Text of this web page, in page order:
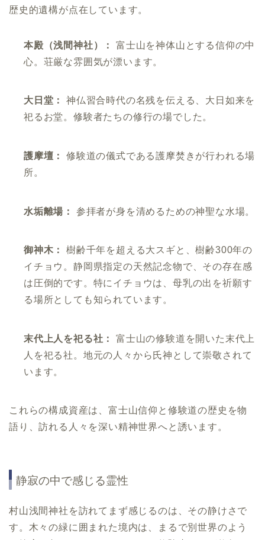
歴史的遺構が点在しています。
本殿（浅間神社）：
富士山を神体山とする信仰の中
心。荘厳な雰囲気が漂います。
大日堂：
神仏習合時代の名残を伝える、大日如来を
祀るお堂。修験者たちの修行の場でした。
護摩壇：
修験道の儀式である護摩焚きが行われる場
所。
水垢離場： 参拝者が身を清めるための神聖な水場。
御神木：
樹齢千年を超える大スギと、樹齢300年の
イチョウ。静岡県指定の天然記念物で、その存在感
は圧倒的です。特にイチョウは、母乳の出を祈願す
る場所としても知られています。
末代上人を祀る社：
富士山の修験道を開いた末代上
人を祀る社。地元の人々から氏神として崇敬されて
います。
これらの構成資産は、富士山信仰と修験道の歴史を物
語り、訪れる人々を深い精神世界へと誘います。
静寂の中で感じる霊性
村山浅間神社を訪れてまず感じるのは、その静けさで
す。木々の緑に囲まれた境内は、まるで別世界のよう